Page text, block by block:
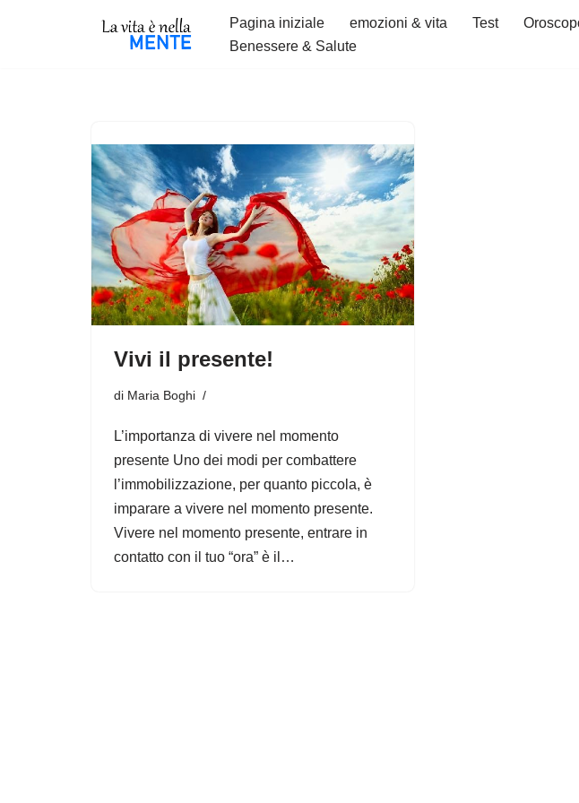
Pagina iniziale emozioni & vita Test
Benessere & Salute
Vivi il presente!
di Maria Boghi
L’importanza di vivere nel momento
presente Uno dei modi per combattere
l’immobilizzazione, per quanto piccola, è
imparare a vivere nel momento presente.
Vivere nel momento presente, entrare in
contatto con il tuo “ora” è il…